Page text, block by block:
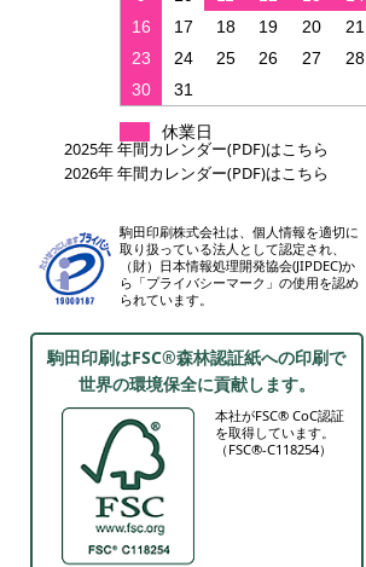
16
17 18 19 20 21
23
24 25 26 27 28
30
31
休業日
2025年 年間カレンダー(PDF)はこちら
2026年 年間カレンダー(PDF)はこちら
駒田印刷株式会社は、個人情報を適切に
取り扱っている法人として認定され、
（財）日本情報処理開発協会(JIPDEC)か
ら「プライバシーマーク」の使用を認め
られています。
駒田印刷はFSC®森林認証紙への印刷で
世界の環境保全に貢献します。
本社がFSC® CoC認証
を取得しています。
（FSC®-C118254）